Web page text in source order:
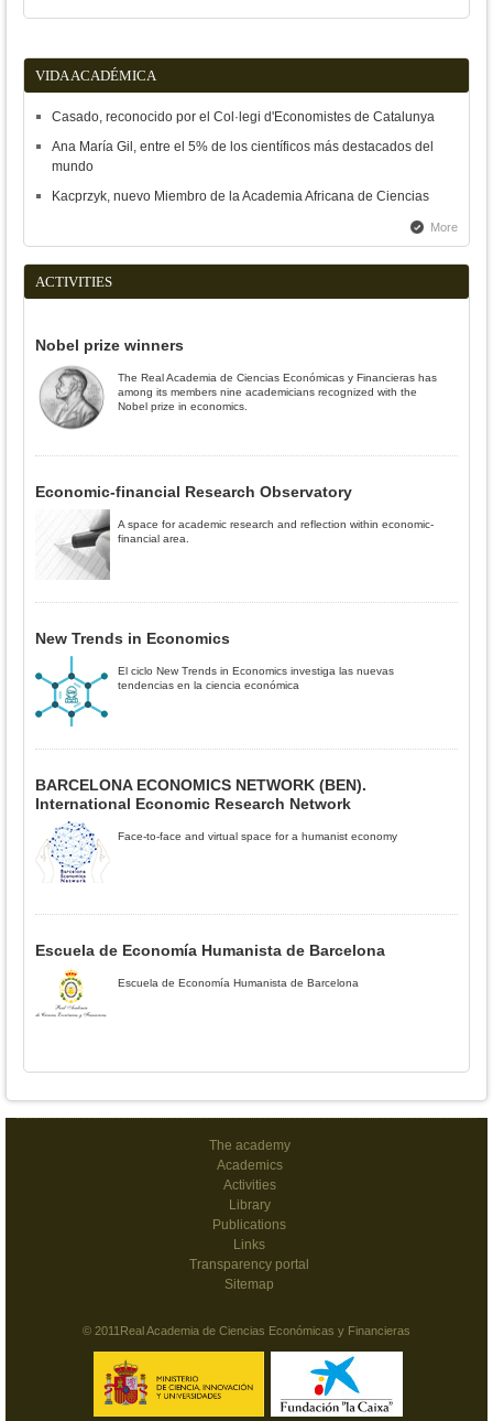
VIDA ACADÉMICA
Casado, reconocido por el Col·legi d'Economistes de Catalunya
Ana María Gil, entre el 5% de los científicos más destacados del
mundo
Kacprzyk, nuevo Miembro de la Academia Africana de Ciencias
More
ACTIVITIES
Nobel prize winners
The Real Academia de Ciencias Económicas y Financieras has
among its members nine academicians recognized with the
Nobel prize in economics.
Economic-financial Research Observatory
A space for academic research and reflection within economic-
financial area.
New Trends in Economics
El ciclo New Trends in Economics investiga las nuevas
tendencias en la ciencia económica
BARCELONA ECONOMICS NETWORK (BEN).
International Economic Research Network
Face-to-face and virtual space for a humanist economy
Escuela de Economía Humanista de Barcelona
Escuela de Economía Humanista de Barcelona
The academy
Academics
Activities
Library
Publications
Links
Transparency portal
Sitemap
© 2011Real Academia de Ciencias Económicas y Financieras